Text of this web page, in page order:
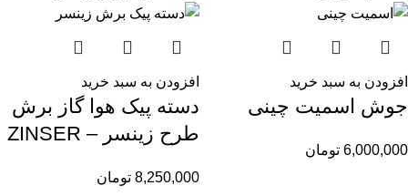
افزودن به سبد خرید
جوش اسمیت چینی
6,000,000 تومان
افزودن به سبد خرید
دسته پیک هوا گاز برش
طرح زینسر – ZINSER
8,250,000 تومان